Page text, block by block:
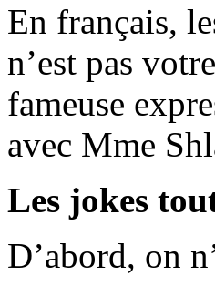
En français,
n’est pas
fameuse
avec Mme
Les jokes
D’abord, on